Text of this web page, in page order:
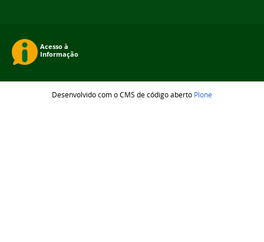
Desenvolvido com o CMS de código aberto Plone